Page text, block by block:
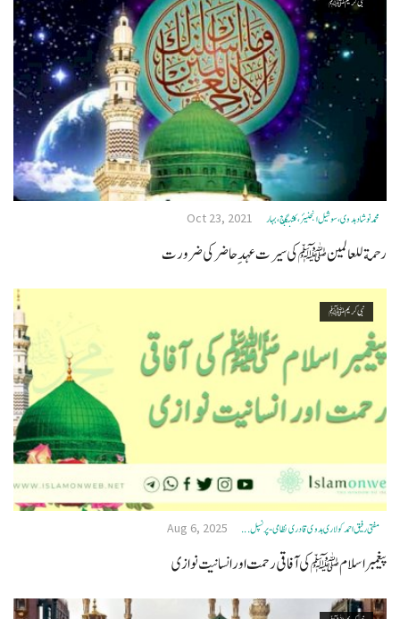
محمد نوشاد ہدوی، سوشیل انجنیئر، کشنگنج، بہار Oct 23, 2021
رحمة للعالمین ﷺ کی سیرت عہدِ حاضر کی ضرورت
نبی کریم ﷺ
مفتی رفیق احمد کولاری ہدوی قادری نظامی- پرنسپل ... Aug 6, 2025
پیغمبر اسلام ﷺ کی آفاقی رحمت اور انسانیت نوازی